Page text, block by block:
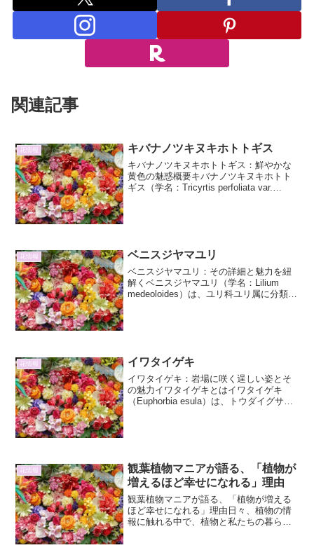
関連記事
花情報 キバナノツキヌキホトトギス
キバナノツキヌキホトトギス：鮮やかな
黄色の魅惑概要キバナノツキヌキホトト
ギス（学名：Tricyrtis perfoliata var.
花情報 ベニスジヤマユリ
ベニスジヤマユリ：その詳細と魅力を紐
解くベニスジヤマユリ（学名：Lilium
medeoloides）は、ユリ科ユリ属に分類さ
花情報 イワタイゲキ
イワタイゲキ：岩場に咲く逞しい姿とそ
の魅力イワタイゲキとはイワタイゲキ
（Euphorbia esula）は、トウダイグサ科
花情報
観葉植物マニアが語る、「植物が
増えるほど幸せになれる」理由
観葉植物マニアが語る、「植物が増える
ほど幸せになれる」理由日々、植物の情
報に触れる中で、植物と私たちの暮らし